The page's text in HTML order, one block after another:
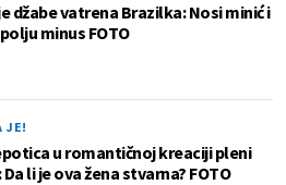
džabe vatrena Brazilka: Nosi minić i
minus FOTO
JE!
u romantičnoj kreaciji pleni
li je ova žena stvarna? FOTO